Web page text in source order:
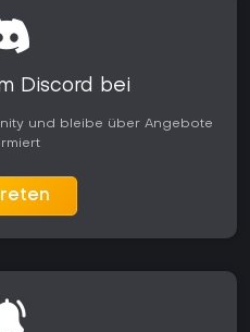
Discord bei
und bleibe über Angebote